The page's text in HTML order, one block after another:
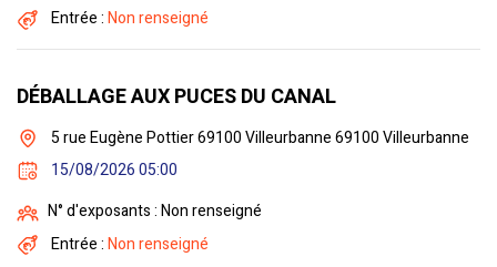
Entrée :Non renseigné
DÉBALLAGE AUX PUCES DU CANAL
5 rue Eugène Pottier 69100 Villeurbanne 69100 Villeurbanne
15/08/2026 05:00
N° d'exposants : Non renseigné
Entrée :Non renseigné